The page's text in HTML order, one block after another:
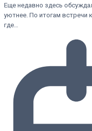
Еще недавно здесь
уютнее. По итогам встречи
где…